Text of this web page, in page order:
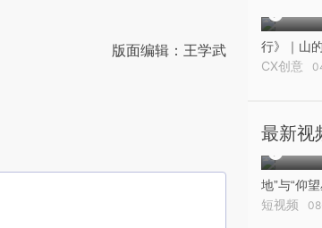
版面编辑：王学武
行》｜山
CX创意
最新视
地”与“仰
短视频